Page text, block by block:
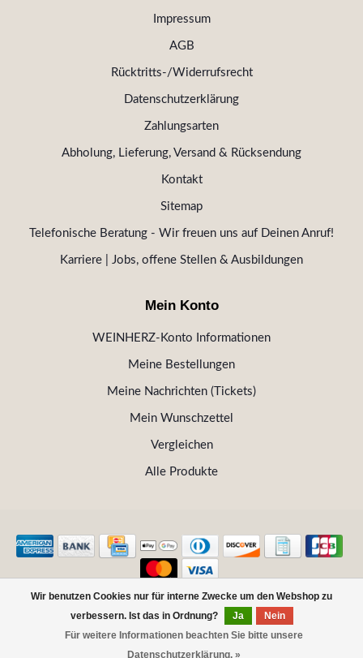
Wir benutzen Cookies nur für interne Zwecke um den Webshop zu
verbessern. Ist das in Ordnung?
Ja
Nein
Für weitere Informationen beachten Sie bitte unsere
Datenschutzerklärung. »
Impressum
AGB
Rücktritts-/Widerrufsrecht
Datenschutzerklärung
Zahlungsarten
Abholung, Lieferung, Versand & Rücksendung
Kontakt
Sitemap
Telefonische Beratung - Wir freuen uns auf Deinen Anruf!
Karriere | Jobs, offene Stellen & Ausbildungen
Mein Konto
WEINHERZ-Konto Informationen
Meine Bestellungen
Meine Nachrichten (Tickets)
Mein Wunschzettel
Vergleichen
Alle Produkte
© Copyright 2026 WEINHERZ Kitzbühel - Die VINOTHEK in
FILTER